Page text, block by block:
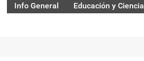
Info General Educación y Ciencia